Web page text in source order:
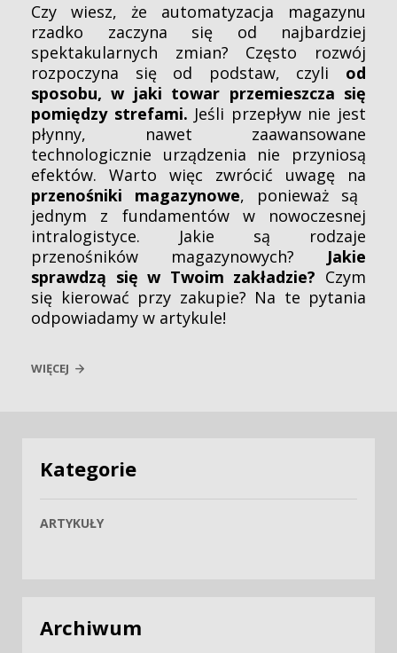
Czy wiesz, że automatyzacja magazynu
rzadko zaczyna się od najbardziej
spektakularnych zmian? Często rozwój
rozpoczyna się od podstaw, czyli od
sposobu, w jaki towar przemieszcza się
pomiędzy strefami. Jeśli przepływ nie jest
płynny, nawet zaawansowane
technologicznie urządzenia nie przyniosą
efektów. Warto więc zwrócić uwagę na
przenośniki magazynowe, ponieważ są
jednym z fundamentów w nowoczesnej
intralogistyce. Jakie są rodzaje
przenośników magazynowych? Jakie
sprawdzą się w Twoim zakładzie? Czym
się kierować przy zakupie? Na te pytania
odpowiadamy w artykule!
WIĘCEJ
Kategorie
ARTYKUŁY
Archiwum